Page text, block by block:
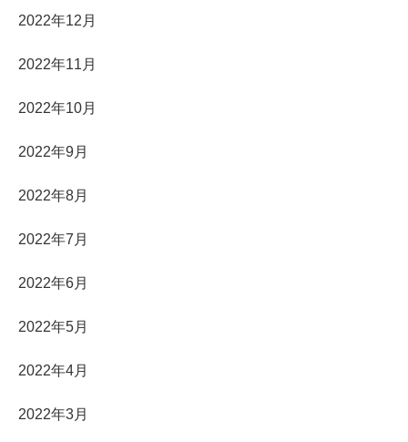
2022年12月
2022年11月
2022年10月
2022年9月
2022年8月
2022年7月
2022年6月
2022年5月
2022年4月
2022年3月